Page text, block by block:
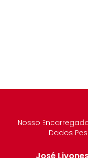
Nosso
Dados